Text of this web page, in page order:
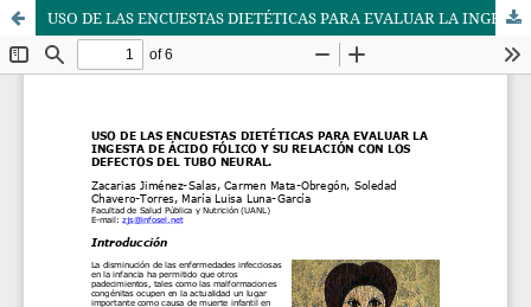
USO DE LAS ENCUESTAS DIETÉTICAS PARA EVALUAR LA INGESTA DE ÁCIDO FÓLICO Y SU RELACIÓN CON LOS DEFECTOS DEL TUBO NEURAL.